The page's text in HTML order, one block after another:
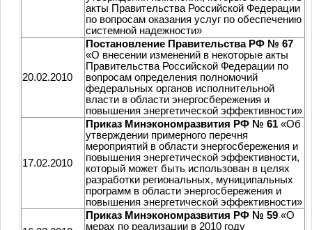
акты Правительства Российской Федерации
по вопросам оказания услуг по обеспечению
системной надежности»
20.02.2010
Постановление Правительства РФ № 67
«О внесении изменений в некоторые акты
Правительства Российской Федерации по
вопросам определения полномочий
федеральных органов исполнительной
власти в области энергосбережения и
повышения энергетической эффективности»
17.02.2010
Приказ Минэкономразвития РФ № 61 «Об
утверждении примерного перечня
мероприятий в области энергосбережения и
повышения энергетической эффективности,
который может быть использован в целях
разработки региональных, муниципальных
программ в области энергосбережения и
повышения энергетической эффективности»
Приказ Минэкономразвития РФ № 59 «О
мерах по реализации в 2010 году